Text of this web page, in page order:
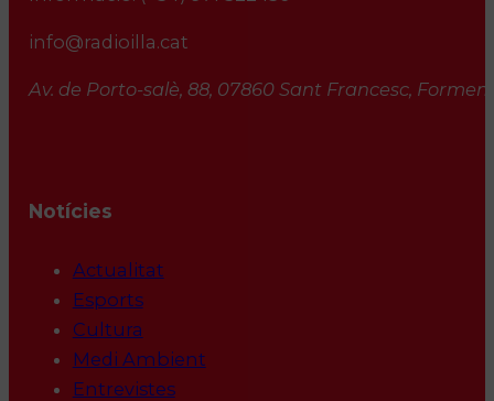
info@radioilla.cat
Av. de Porto-salè, 88, 07860 Sant Francesc,
Notícies
Actualitat
Esports
Cultura
Medi Ambient
Entrevistes